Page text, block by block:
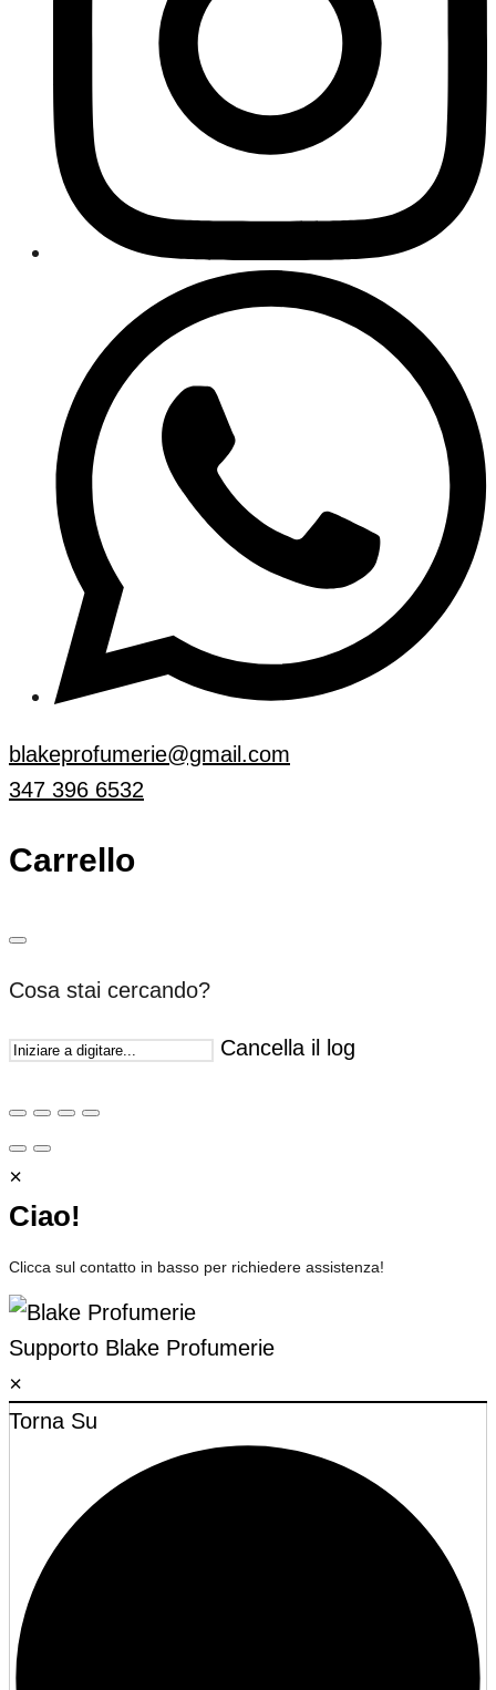
blakeprofumerie@gmail.com
347 396 6532
Carrello
Cosa stai cercando?
Cancella il log
×
Ciao!
Clicca sul contatto in basso per richiedere assistenza!
Supporto Blake Profumerie
×
Torna Su